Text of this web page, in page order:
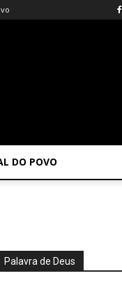
DO POVO
Palavra de Deus